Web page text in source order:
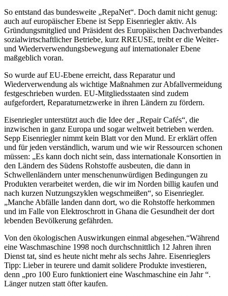
So entstand das bundesweite „RepaNet“. Doch damit nicht genug:
auch auf europäischer Ebene ist Sepp Eisenriegler aktiv. Als
Gründungsmitglied und Präsident des Europäischen Dachverbandes
sozialwirtschaftlicher Betriebe, kurz RREUSE, treibt er die Weiter-
und Wiederverwendungsbewegung auf internationaler Ebene
maßgeblich voran.
So wurde auf EU-Ebene erreicht, dass Reparatur und
Wiederverwendung als wichtige Maßnahmen zur Abfallvermeidung
festgeschrieben wurden. EU-Mitgliedsstaaten sind zudem
aufgefordert, Reparaturnetzwerke in ihren Ländern zu fördern.
Eisenriegler unterstützt auch die Idee der „Repair Cafés“, die
inzwischen in ganz Europa und sogar weltweit betrieben werden.
Sepp Eisenriegler nimmt kein Blatt vor den Mund. Er erklärt offen
und für jeden verständlich, warum und wie wir Ressourcen schonen
müssen: „Es kann doch nicht sein, dass internationale Konsortien in
den Ländern des Südens Rohstoffe ausbeuten, die dann in
Schwellenländern unter menschenunwürdigen Bedingungen zu
Produkten verarbeitet werden, die wir im Norden billig kaufen und
nach kurzen Nutzungszyklen wegschmeißen“, so Eisenriegler.
„Manche Abfälle landen dann dort, wo die Rohstoffe herkommen
und im Falle von Elektroschrott in Ghana die Gesundheit der dort
lebenden Bevölkerung gefährden.
Von den ökologischen Auswirkungen einmal abgesehen.“Während
eine Waschmaschine 1998 noch durchschnittlich 12 Jahren ihren
Dienst tat, sind es heute nicht mehr als sechs Jahre. Eisenrieglers
Tipp: Lieber in teurere und damit solidere Produkte investieren,
denn „pro 100 Euro funktioniert eine Waschmaschine ein Jahr “.
Länger nutzen statt öfter kaufen.